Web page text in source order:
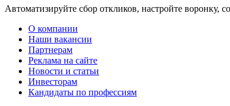
Автоматизируйте сбор откликов, настройте воронку,
О компании
Наши вакансии
Партнерам
Реклама на сайте
Новости и статьи
Инвесторам
Кандидаты по профессиям